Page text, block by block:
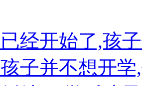
经开始了,孩
子并不想开